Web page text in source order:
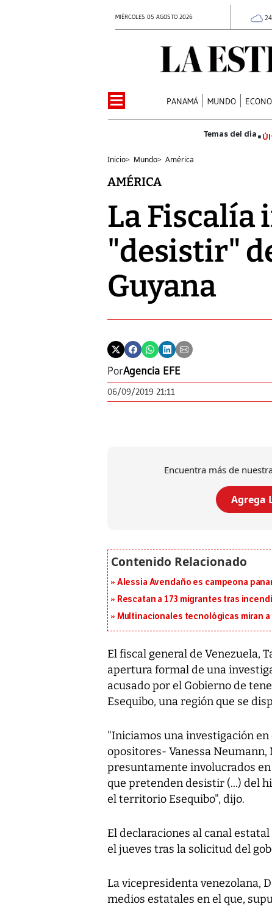
MIÉRCOLES 05 AGOSTO 2026
PANAMÁ MUNDO
Inicio> Mundo> América
AMÉRICA
La Fiscalía
"desistir"
Guyana
PorAgencia EFE
06/09/2019 21:11
Encuentra más de
Agrega
Alessia Avendaño es campeona
Rescatan a 173 migrantes tras
Multinacionales tecnológicas miran
El fiscal general de Venezuela,
apertura formal de una
acusado por el Gobierno de
Esequibo, una región que se
"Iniciamos una investigación
opositores- Vanessa
presuntamente involucrados
que pretenden desistir (...) del
el territorio Esequibo", dijo.
El declaraciones al canal
el jueves tras la solicitud del
La vicepresidenta venezolana,
medios estatales en el que,